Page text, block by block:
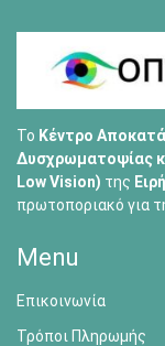
Το Κέντρο
Δυσχρωματοψίας
Low Vision) της
πρωτοποριακό για
Menu
Επικοινωνία
Τρόποι Πληρωμής